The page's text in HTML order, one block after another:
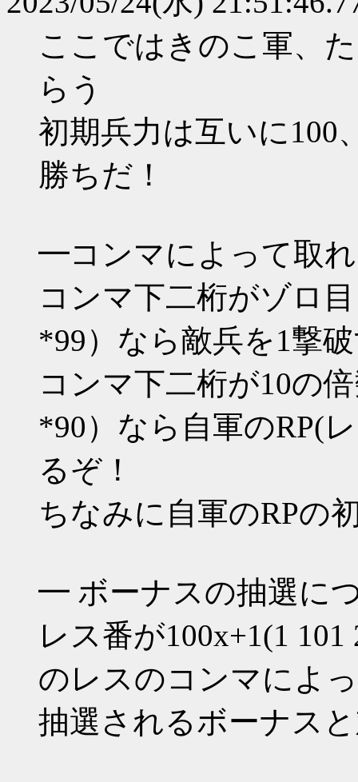
ここではきのこ軍、
らう
初期兵力は互いに100
勝ちだ！
━コンマによって取
コンマ下二桁がゾロ
*99）なら敵兵を1撃
コンマ下二桁が10の
*90）なら自軍のRP(
るぞ！
ちなみに自軍のRPの
━ ボーナスの抽選に
レス番が100x+1(1
のレスのコンマによ
抽選されるボーナス